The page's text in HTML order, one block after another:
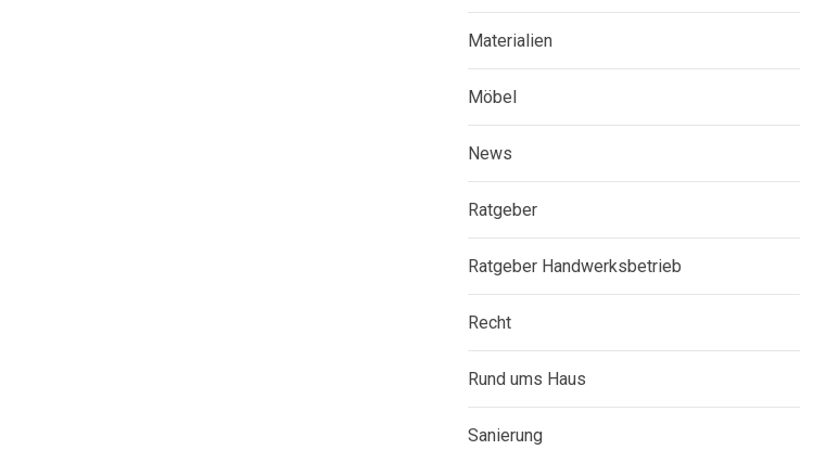
Materialien
Möbel
News
Ratgeber
Ratgeber Handwerksbetrieb
Recht
Rund ums Haus
Sanierung